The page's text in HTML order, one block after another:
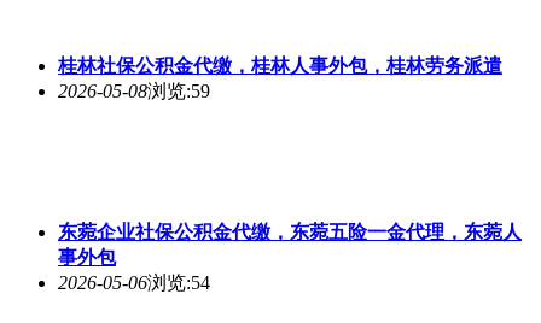
桂林社保公积金代缴，桂林人事外包，桂林劳务派遣
2026-05-08浏览:59
东菀企业社保公积金代缴，东菀五险一金代理，东菀人
事外包
2026-05-06浏览:54